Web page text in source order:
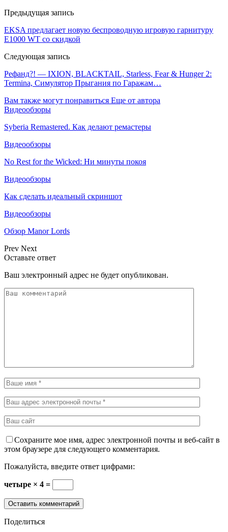
Предыдущая запись
EKSA предлагает новую беспроводную игровую гарнитуру
E1000 WT со скидкой
Следующая запись
Рефанд?! — IXION, BLACKTAIL, Starless, Fear & Hunger 2:
Termina, Симулятор Прыгания по Гаражам…
Вам также могут понравиться Еще от автора
Видеообзоры
Syberia Remastered. Как делают ремастеры
Видеообзоры
No Rest for the Wicked: Ни минуты покоя
Видеообзоры
Как сделать идеальный скриншот
Видеообзоры
Обзор Manor Lords
Prev Next
Оставьте ответ
Ваш электронный адрес не будет опубликован.
Сохраните мое имя, адрес электронной почты и веб-сайт в
этом браузере для следующего комментария.
Пожалуйста, введите ответ цифрами:
четыре × 4 =
Поделиться